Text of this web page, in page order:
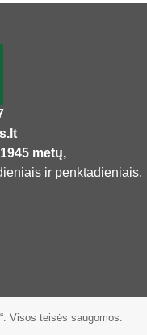
metų,
ir penktadieniais.
Visos teisės saugomos.